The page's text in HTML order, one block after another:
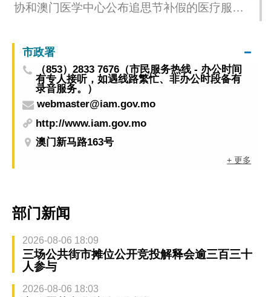
协和澳门医学中心公布追思节补假的医疗服务
市政署
（853）2833 7676（市民服务热线 - 办公时间
有专人接听，如遇线路繁忙、非办公时段备有
录音服务。）
webmaster@iam.gov.mo
http://www.iam.gov.mo
澳门新马路163号
+ 更多
部门新闻
2026-08-06 18:09
三场公共街市摊位公开竞投解释会逾三百三十
人参与
2026-08-06 18:03